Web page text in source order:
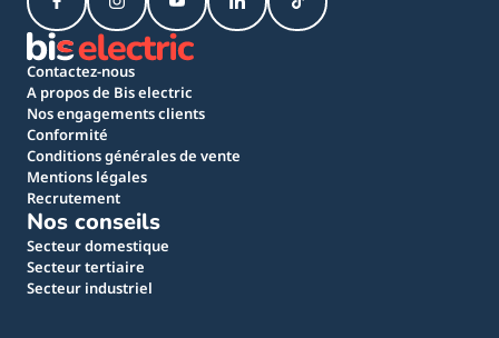
Contactez-nous
A propos de Bis electric
Nos engagements clients
Conformité
Conditions générales de vente
Mentions légales
Recrutement
Nos conseils
Secteur domestique
Secteur tertiaire
Secteur industriel